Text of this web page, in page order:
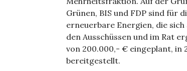
Grünen, BIS und FDP sind für
erneuerbare Energien, die
den Ausschüssen und im Rat
von 200.000,- € eingeplant, in
bereitgestellt.